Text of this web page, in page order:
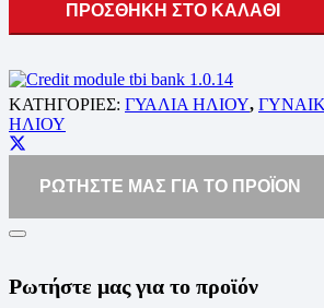
ΠΡΟΣΘΗΚΗ ΣΤΟ ΚΑΛΑΘΙ
ΚΑΤΗΓΟΡΙΕΣ: ΓΥΑΛΙΑ ΗΛΙΟΥ,
ΗΛΙΟΥ
ΡΩΤΗΣΤΕ ΜΑΣ ΓΙΑ ΤΟ ΠΡΟΪΟΝ
Ρωτήστε μας για το προϊόν